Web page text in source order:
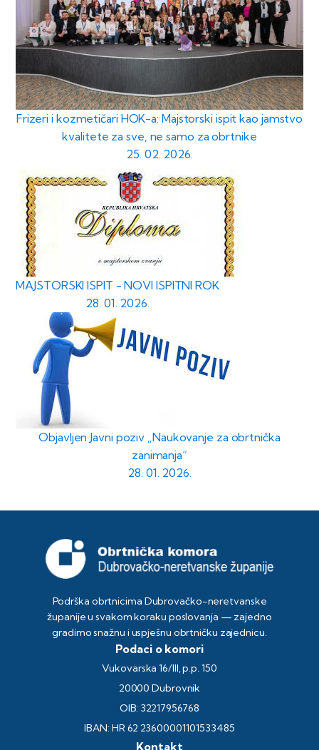
Frizeri i kozmetičari HOK-a: Majstorski ispit kao jamstvo
kvalitete za sve, ne samo za obrtnike
25. 02. 2026.
MAJSTORSKI ISPIT - NOVI ISPITNI ROK
28. 01. 2026.
Objavljen Javni poziv „Naukovanje za obrtnička
zanimanja“
28. 01. 2026.
Podrška obrtnicima Dubrovačko-neretvanske
županije u svakom koraku poslovanja — zajedno
gradimo snažnu i uspješnu obrtničku zajednicu.
Podaci o komori
Vukovarska 16/III, p.p. 150
20000 Dubrovnik
OIB: 32217956768
IBAN: HR 62 23600001101533485
Kontakt